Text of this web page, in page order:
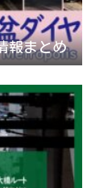
報まとめ